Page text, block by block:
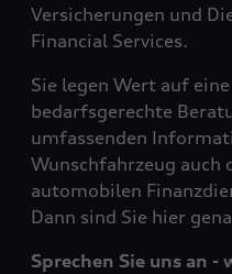
Versicherungen und
Financial Services.
Sie legen Wert auf
bedarfsgerechte
umfassenden
Wunschfahrzeug auch
automobilen
Dann sind Sie hier
Sprechen Sie uns an -